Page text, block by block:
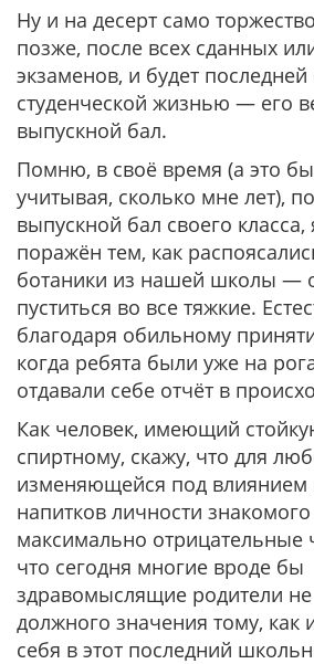
Ну и на десерт само
позже, после всех сданных
экзаменов, и будет
студенческой жизнью — его
выпускной бал.
Помню, в своё время (а это
учитывая, сколько мне лет),
выпускной бал своего класса,
поражён тем, как
ботаники из нашей школы —
пуститься во все тяжкие.
благодаря обильному
когда ребята были уже на
отдавали себе отчёт в
Как человек, имеющий
спиртному, скажу, что для
изменяющейся под влиянием
напитков личности
максимально отрицательные
что сегодня многие вроде бы
здравомыслящие родители
должного значения тому, как
себя в этот последний